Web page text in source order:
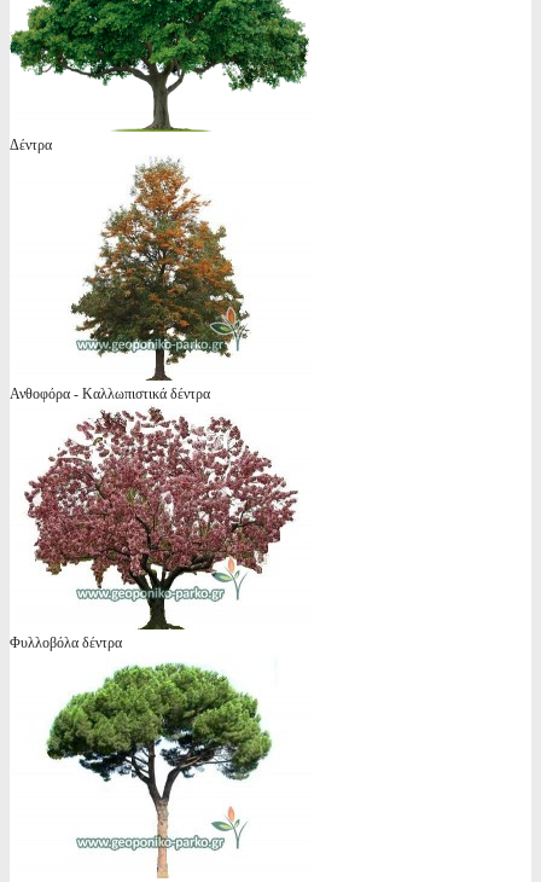
Δέντρα
Ανθοφόρα - Καλλωπιστικά δέντρα
Φυλλοβόλα δέντρα